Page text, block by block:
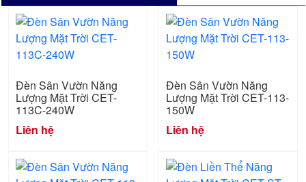
Đèn Sân Vườn Năng
Lượng Mặt Trời CET-
113C-240W
Liên hệ
Đèn Sân Vườn Năng
Lượng Mặt Trời CET-113-
150W
Liên hệ